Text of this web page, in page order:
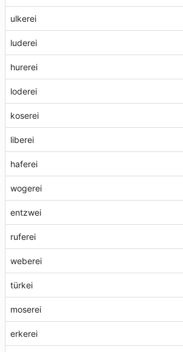
ulkerei
luderei
hurerei
loderei
koserei
liberei
haferei
wogerei
entzwei
ruferei
weberei
türkei
moserei
erkerei